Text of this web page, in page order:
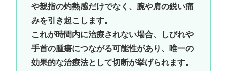
や親指の灼熱感だけでなく、腕や肩の鋭い痛
みを引き起こします。
これが時間内に治療されない場合、しびれや
手首の腫瘍につながる可能性があり、唯一の
効果的な治療法として切断が挙げられます。